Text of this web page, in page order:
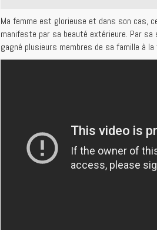
Ma femme est glorieuse et dans son cas,
manifeste par sa beauté extérieure. Par
gagné plusieurs membres de sa famille à